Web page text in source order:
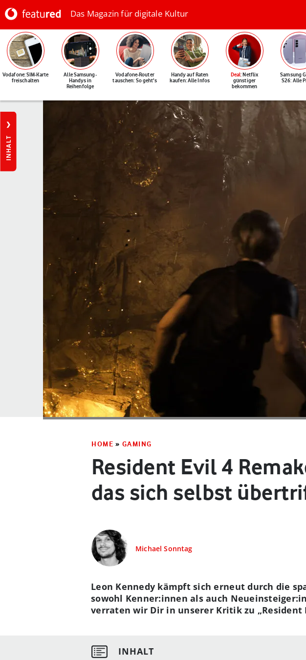
Das Magazin für digitale Kultur
Vodafone: SIM-Karte
freischalten
Alle Samsung-
Handys in
Reihenfolge
Vodafone-Router
tauschen: So geht's
Handy auf Raten
kaufen: Alle Infos
Deal: Netflix
günstiger
bekommen
Samsung
S26: Alle
INHALT
HOME » GAMING
Resident Evil 4
das sich selbst
Michael Sonntag
Leon Kennedy kämpft sich erneut durch die
sowohl Kenner:innen als auch
verraten wir Dir in unserer Kritik zu „Resident